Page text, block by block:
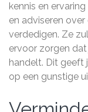
kennis en
en adviseren
verdedigen. Ze
ervoor zorgen
handelt. Dit geeft
op een gunstige